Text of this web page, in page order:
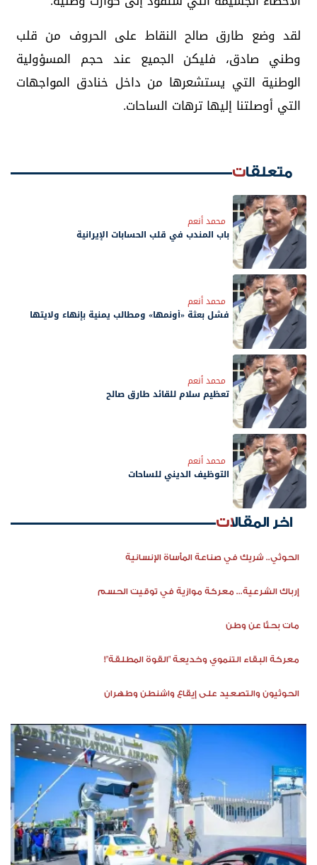
لقد وضع طارق صالح النقاط على الحروف من قلب
وطني صادق، فليكن الجميع عند حجم المسؤولية
الوطنية التي يستشعرها من داخل خنادق المواجهات
التي أوصلتنا إليها ترهات الساحات.
متعلقات
محمد أنعم
باب المندب في قلب الحسابات الإيرانية
محمد أنعم
فشل بعثة «أونمها» ومطالب يمنية بإنهاء ولايتها
محمد أنعم
‏تعظيم سلام للقائد طارق صالح
محمد أنعم
التوظيف الديني للساحات
اخر المقالات
الحوثي.. شريك في صناعة المأساة الإنسانية
إرباك الشرعية... معركة موازية في توقيت الحسم
مات بحثًا عن وطن
معركة البقاء التنموي وخديعة "القوة المطلقة"!
الحوثيون والتصعيد على إيقاع واشنطن وطهران